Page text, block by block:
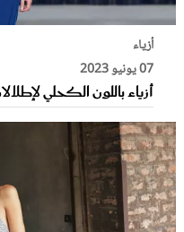
أزياء
07 يونيو 2023
أزياء باللون الكحلي